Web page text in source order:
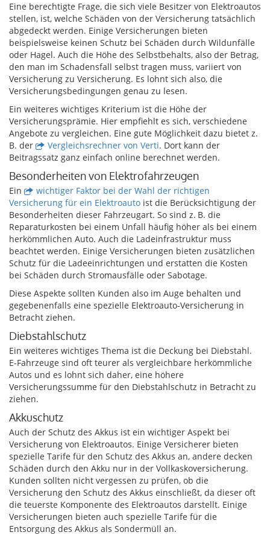
Eine berechtigte Frage, die sich viele Besitzer von Elektroautos
stellen, ist, welche Schäden von der Versicherung tatsächlich
abgedeckt werden. Einige Versicherungen bieten
beispielsweise keinen Schutz bei Schäden durch Wildunfälle
oder Hagel. Auch die Höhe des Selbstbehalts, also der Betrag,
den man im Schadensfall selbst tragen muss, variiert von
Versicherung zu Versicherung. Es lohnt sich also, die
Versicherungsbedingungen genau zu lesen.
Ein weiteres wichtiges Kriterium ist die Höhe der
Versicherungsprämie. Hier empfiehlt es sich, verschiedene
Angebote zu vergleichen. Eine gute Möglichkeit dazu bietet z.
B. der
Vergleichsrechner von Verti. Dort kann der
Beitragssatz ganz einfach online berechnet werden.
Besonderheiten von Elektrofahrzeugen
Ein
wichtiger Faktor bei der Wahl der richtigen
Versicherung für ein Elektroauto ist die Berücksichtigung der
Besonderheiten dieser Fahrzeugart. So sind z. B. die
Reparaturkosten bei einem Unfall häufig höher als bei einem
herkömmlichen Auto. Auch die Ladeinfrastruktur muss
beachtet werden. Einige Versicherungen bieten zusätzlichen
Schutz für die Ladeeinrichtungen und erstatten die Kosten
bei Schäden durch Stromausfälle oder Sabotage.
Diese Aspekte sollten Kunden also im Auge behalten und
gegebenenfalls eine spezielle Elektroauto-Versicherung in
Betracht ziehen.
Diebstahlschutz
Ein weiteres wichtiges Thema ist die Deckung bei Diebstahl.
E-Fahrzeuge sind oft teurer als vergleichbare herkömmliche
Autos und es lohnt sich daher, eine höhere
Versicherungssumme für den Diebstahlschutz in Betracht zu
ziehen.
Akkuschutz
Auch der Schutz des Akkus ist ein wichtiger Aspekt bei
Versicherung von Elektroautos. Einige Versicherer bieten
spezielle Tarife für den Schutz des Akkus an, andere decken
Schäden durch den Akku nur in der Vollkaskoversicherung.
Kunden sollten nicht vergessen zu prüfen, ob die
Versicherung den Schutz des Akkus einschließt, da dieser oft
die teuerste Komponente des Elektroautos darstellt. Einige
Versicherungen bieten auch spezielle Tarife für die
Entsorgung des Akkus als Sondermüll an.